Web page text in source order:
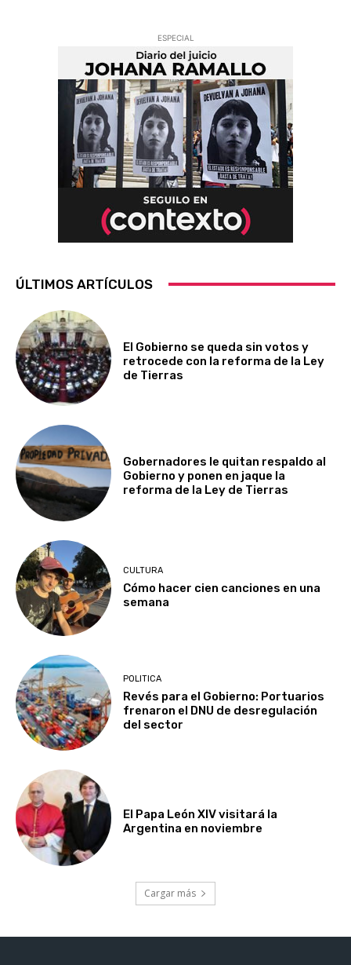
ESPECIAL
ÚLTIMOS ARTÍCULOS
El Gobierno se queda sin votos y
retrocede con la reforma de la Ley
de Tierras
Gobernadores le quitan respaldo al
Gobierno y ponen en jaque la
reforma de la Ley de Tierras
CULTURA
Cómo hacer cien canciones en una
semana
POLITICA
Revés para el Gobierno: Portuarios
frenaron el DNU de desregulación
del sector
El Papa León XIV visitará la
Argentina en noviembre
Cargar más